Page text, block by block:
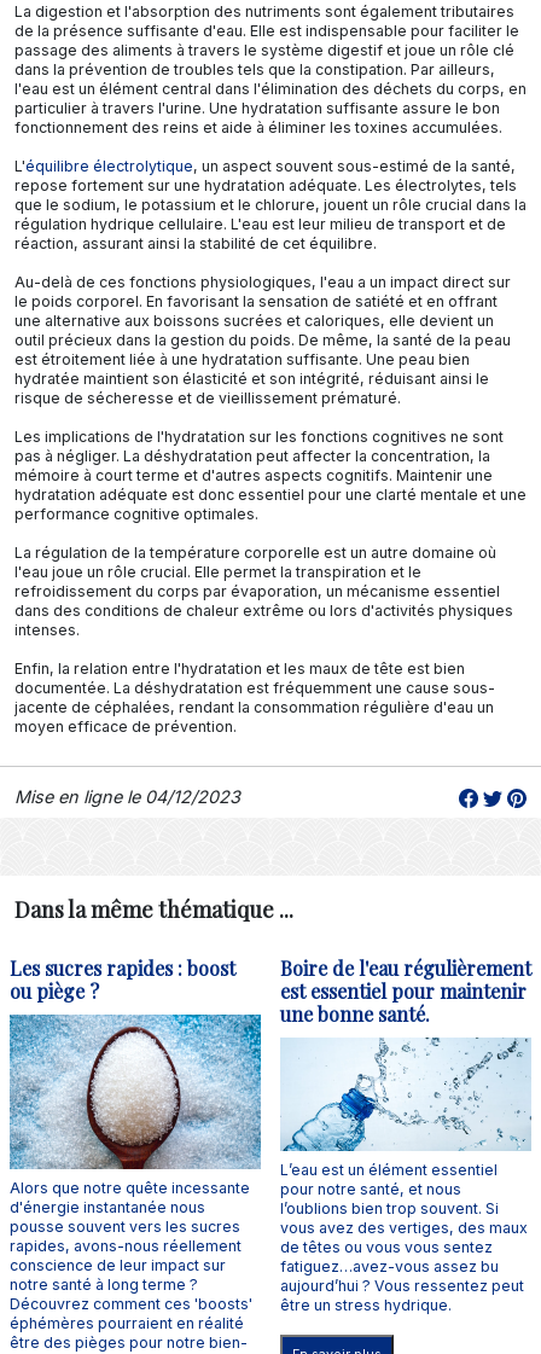
La digestion et l'absorption des nutriments sont également tributaires
de la présence suffisante d'eau. Elle est indispensable pour faciliter le
passage des aliments à travers le système digestif et joue un rôle clé
dans la prévention de troubles tels que la constipation. Par ailleurs,
l'eau est un élément central dans l'élimination des déchets du corps, en
particulier à travers l'urine. Une hydratation suffisante assure le bon
fonctionnement des reins et aide à éliminer les toxines accumulées.
L'équilibre électrolytique, un aspect souvent sous-estimé de la santé,
repose fortement sur une hydratation adéquate. Les électrolytes, tels
que le sodium, le potassium et le chlorure, jouent un rôle crucial dans la
régulation hydrique cellulaire. L'eau est leur milieu de transport et de
réaction, assurant ainsi la stabilité de cet équilibre.
Au-delà de ces fonctions physiologiques, l'eau a un impact direct sur
le poids corporel. En favorisant la sensation de satiété et en offrant
une alternative aux boissons sucrées et caloriques, elle devient un
outil précieux dans la gestion du poids. De même, la santé de la peau
est étroitement liée à une hydratation suffisante. Une peau bien
hydratée maintient son élasticité et son intégrité, réduisant ainsi le
risque de sécheresse et de vieillissement prématuré.
Les implications de l'hydratation sur les fonctions cognitives ne sont
pas à négliger. La déshydratation peut affecter la concentration, la
mémoire à court terme et d'autres aspects cognitifs. Maintenir une
hydratation adéquate est donc essentiel pour une clarté mentale et une
performance cognitive optimales.
La régulation de la température corporelle est un autre domaine où
l'eau joue un rôle crucial. Elle permet la transpiration et le
refroidissement du corps par évaporation, un mécanisme essentiel
dans des conditions de chaleur extrême ou lors d'activités physiques
intenses.
Enfin, la relation entre l'hydratation et les maux de tête est bien
documentée. La déshydratation est fréquemment une cause sous-
jacente de céphalées, rendant la consommation régulière d'eau un
moyen efficace de prévention.
Mise en ligne le 04/12/2023
Dans la même thématique ...
Les sucres rapides : boost
ou piège ?
Alors que notre quête incessante
d'énergie instantanée nous
pousse souvent vers les sucres
rapides, avons-nous réellement
conscience de leur impact sur
notre santé à long terme ?
Découvrez comment ces 'boosts'
éphémères pourraient en réalité
être des pièges pour notre bien-
Boire de l'eau régulièrement
est essentiel pour maintenir
une bonne santé.
L’eau est un élément essentiel
pour notre santé, et nous
l’oublions bien trop souvent. Si
vous avez des vertiges, des maux
de têtes ou vous vous sentez
fatiguez…avez-vous assez bu
aujourd’hui ? Vous ressentez peut
être un stress hydrique.